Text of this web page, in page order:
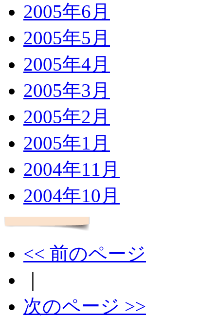
2005年6月
2005年5月
2005年4月
2005年3月
2005年2月
2005年1月
2004年11月
2004年10月
<< 前のページ
次のページ >>